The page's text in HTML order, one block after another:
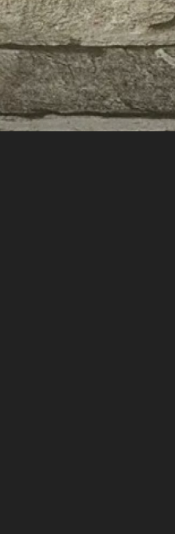
Sari
la
conținut